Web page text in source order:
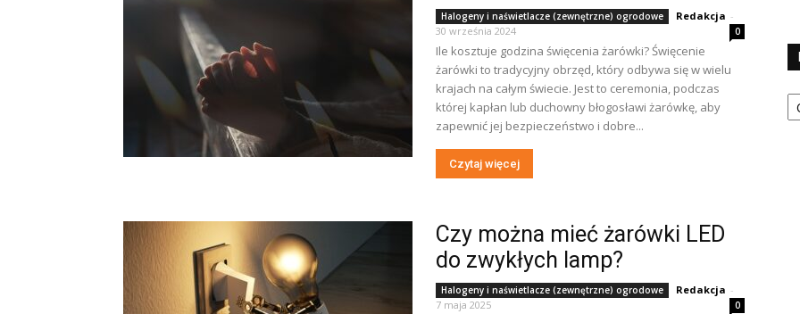
Halogeny i naświetlacze (zewnętrzne) ogrodowe Redakcja -
30 września 2024
0
Ile kosztuje godzina święcenia żarówki? Święcenie
żarówki to tradycyjny obrzęd, który odbywa się w wielu
krajach na całym świecie. Jest to ceremonia, podczas
której kapłan lub duchowny błogosławi żarówkę, aby
zapewnić jej bezpieczeństwo i dobre...
Czytaj więcej
Czy można mieć żarówki LED
do zwykłych lamp?
Halogeny i naświetlacze (zewnętrzne) ogrodowe Redakcja -
7 maja 2025
0